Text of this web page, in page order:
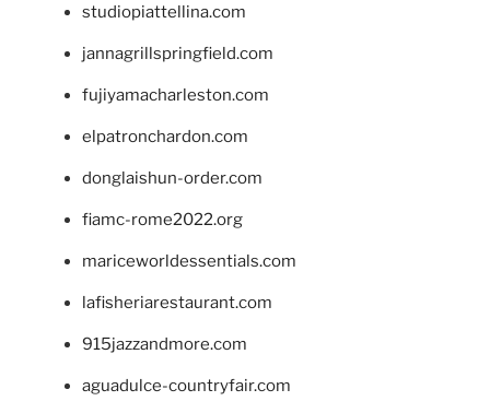
studiopiattellina.com
jannagrillspringfield.com
fujiyamacharleston.com
elpatronchardon.com
donglaishun-order.com
fiamc-rome2022.org
mariceworldessentials.com
lafisheriarestaurant.com
915jazzandmore.com
aguadulce-countryfair.com